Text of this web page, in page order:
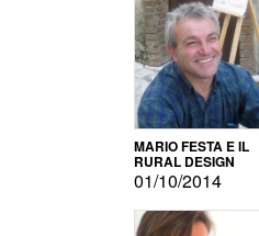
MARIO FESTA E IL
RURAL DESIGN
01/10/2014